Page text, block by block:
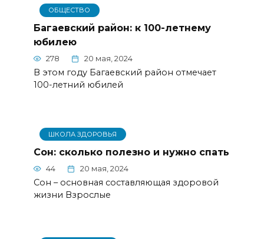
ОБЩЕСТВО
Багаевский район: к 100-летнему
юбилею
278 20 мая, 2024
В этом году Багаевский район отмечает
100-летний юбилей
ШКОЛА ЗДОРОВЬЯ
Сон: сколько полезно и нужно спать
44 20 мая, 2024
Сон – основная составляющая здоровой
жизни Взрослые